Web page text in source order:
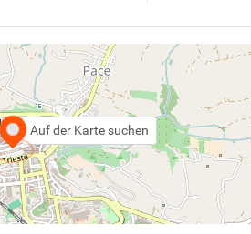
Auf der Karte suchen